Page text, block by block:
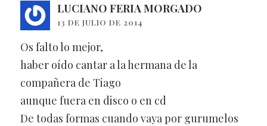
LUCIANO FERIA MORGADO
13 DE JULIO DE 2014
Os falto lo mejor,
haber oído cantar a la hermana de la
compañera de Tiago
aunque fuera en disco o en cd
De todas formas cuando vaya por gurumelos